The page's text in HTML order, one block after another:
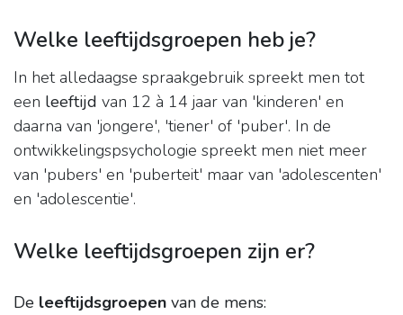
Welke leeftijdsgroepen heb je?
In het alledaagse spraakgebruik spreekt men tot
een leeftijd van 12 à 14 jaar van 'kinderen' en
daarna van 'jongere', 'tiener' of 'puber'. In de
ontwikkelingspsychologie spreekt men niet meer
van 'pubers' en 'puberteit' maar van 'adolescenten'
en 'adolescentie'.
Welke leeftijdsgroepen zijn er?
De leeftijdsgroepen van de mens: